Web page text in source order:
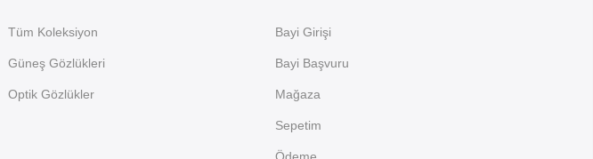
Tüm Koleksiyon
Güneş Gözlükleri
Optik Gözlükler
Bayi Girişi
Bayi Başvuru
Mağaza
Sepetim